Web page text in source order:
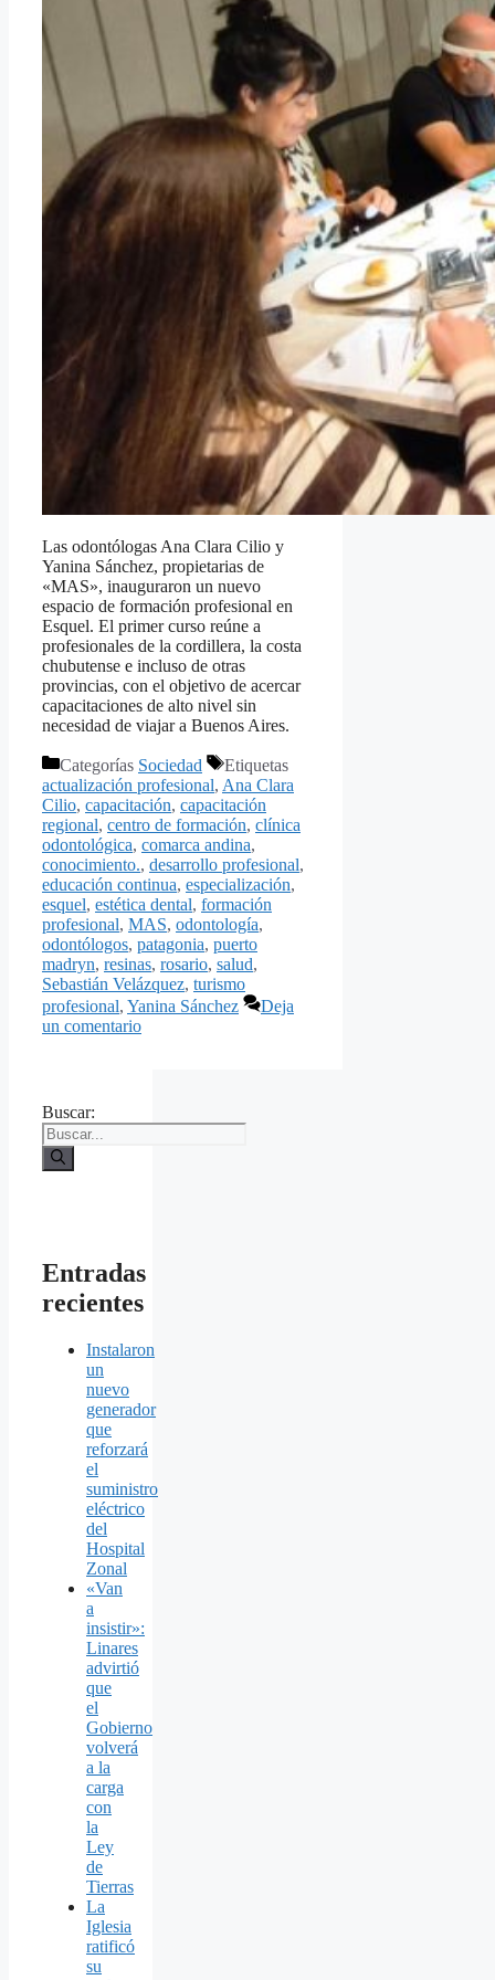
Las odontólogas Ana Clara Cilio y
Yanina Sánchez, propietarias de
«MAS», inauguraron un nuevo
espacio de formación profesional en
Esquel. El primer curso reúne a
profesionales de la cordillera, la costa
chubutense e incluso de otras
provincias, con el objetivo de acercar
capacitaciones de alto nivel sin
necesidad de viajar a Buenos Aires.
Categorías Sociedad
Etiquetas
actualización profesional, Ana Clara
Cilio, capacitación, capacitación
regional, centro de formación, clínica
odontológica, comarca andina,
conocimiento., desarrollo profesional,
educación continua, especialización,
esquel, estética dental, formación
profesional, MAS, odontología,
odontólogos, patagonia, puerto
madryn, resinas, rosario, salud,
Sebastián Velázquez, turismo
profesional, Yanina Sánchez
Deja
un comentario
Buscar:
Entradas
recientes
Instalaron
un
nuevo
generador
que
reforzará
el
suministro
eléctrico
del
Hospital
Zonal
«Van
a
insistir»:
Linares
advirtió
que
el
Gobierno
volverá
a la
carga
con
la
Ley
de
Tierras
La
Iglesia
ratificó
su